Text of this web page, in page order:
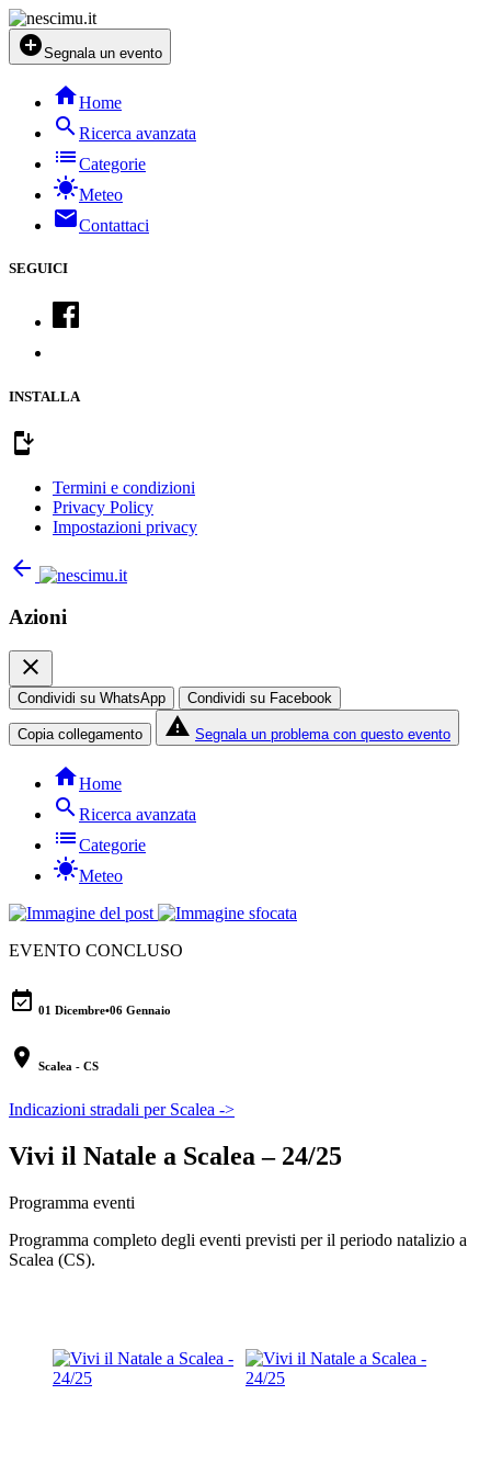
add_circleSegnala un evento
homeHome
searchRicerca avanzata
listCategorie
sunnyMeteo
mailContattaci
SEGUICI
INSTALLA
install_mobile
Termini e condizioni
Privacy Policy
Impostazioni privacy
arrow_back
Azioni
close
Condividi su WhatsApp Condividi su Facebook
Copia collegamento report_problem Segnala un problema con questo evento
homeHome
searchRicerca avanzata
listCategorie
sunnyMeteo
EVENTO CONCLUSO
event_available 01 Dicembre•06 Gennaio
location_on Scalea - CS
Indicazioni stradali per Scalea ->
Vivi il Natale a Scalea – 24/25
Programma eventi
Programma completo degli eventi previsti per il periodo natalizio a
Scalea (CS).